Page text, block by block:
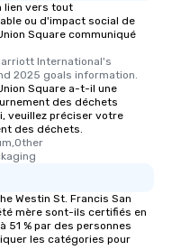
lien vers tout
ou d'impact social de
Square communiqué
International's
2025 goals information.
Square a-t-il une
des déchets
veuillez préciser votre
des déchets.
Westin St. Francis San
mère sont-ils certifiés en
% par des personnes
les catégories pour